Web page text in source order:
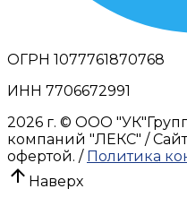
ОГРН 1077761870768
ИНН 7706672991
2026 г. © OOO
компаний "ЛЕКС" /
офертой. / Политика
Наверх